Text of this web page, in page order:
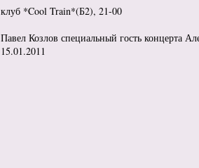
клуб *Cool Train*(Б2), 21-00
Павел Козлов специальный гость концерта
15.01.2011